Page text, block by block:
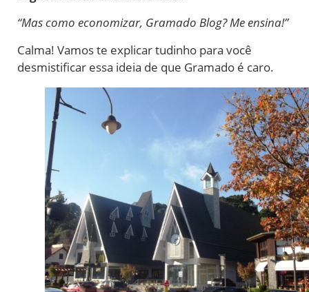
“Mas como economizar, Gramado Blog? Me ensina!”
Calma! Vamos te explicar tudinho para você
desmistificar essa ideia de que Gramado é caro.